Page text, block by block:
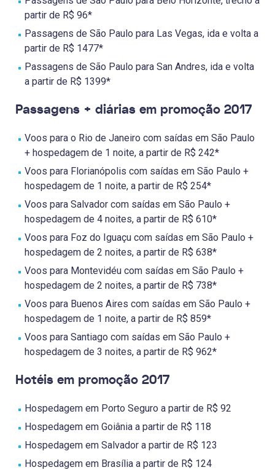
partir de R$ 96*
Passagens de São Paulo para Las Vegas, ida e volta a
partir de R$ 1477*
Passagens de São Paulo para San Andres, ida e volta
a partir de R$ 1399*
Passagens + diárias em promoção 2017
Voos para o Rio de Janeiro com saídas em São Paulo
+ hospedagem de 1 noite, a partir de R$ 242*
Voos para Florianópolis com saídas em São Paulo +
hospedagem de 1 noite, a partir de R$ 254*
Voos para Salvador com saídas em São Paulo +
hospedagem de 4 noites, a partir de R$ 610*
Voos para Foz do Iguaçu com saídas em São Paulo +
hospedagem de 2 noites, a partir de R$ 638*
Voos para Montevidéu com saídas em São Paulo +
hospedagem de 2 noites, a partir de R$ 738*
Voos para Buenos Aires com saídas em São Paulo +
hospedagem de 1 noite, a partir de R$ 859*
Voos para Santiago com saídas em São Paulo +
hospedagem de 3 noites, a partir de R$ 962*
Hotéis em promoção 2017
Hospedagem em Porto Seguro a partir de R$ 92
Hospedagem em Goiânia a partir de R$ 118
Hospedagem em Salvador a partir de R$ 123
Hospedagem em Brasília a partir de R$ 124